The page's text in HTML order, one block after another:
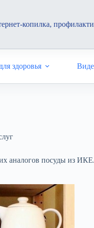
копилка,
здоровья
аналогов посуды из